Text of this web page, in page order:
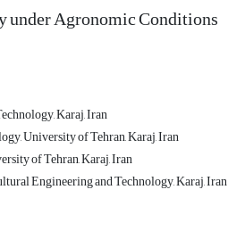
Agronomic Conditions
Karaj, Iran
University of Tehran, Karaj, Iran
of Tehran, Karaj, Iran
Engineering and Technology, Karaj, Iran